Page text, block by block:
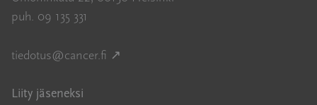
puh. 09 135 331
tiedotus@cancer.fi ↗
Liity jäseneksi